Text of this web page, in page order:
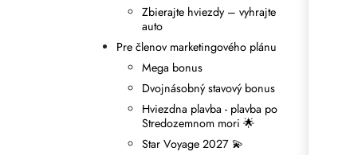
Zbierajte hviezdy – vyhrajte
auto
Pre členov marketingového plánu
Mega bonus
Dvojnásobný stavový bonus
Hviezdna plavba - plavba po
Stredozemnom mori 🌟
Star Voyage 2027 💫